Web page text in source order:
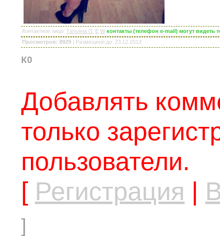
Контактное лицо: Татьяна П. E W контакты (телефон e-mail) могут видеть
Просмотров: 8929 | Размещено до: 23.12.2013
К0
Добавлять
только
пользователи.
[ Регистрация |
]